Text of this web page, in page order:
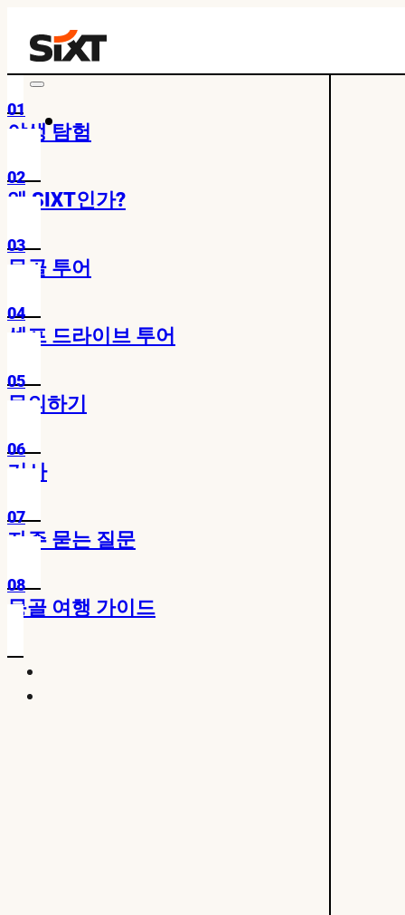
01
야생 탐험
02
왜 SIXT인가?
03
몽골 투어
04
셀프 드라이브 투어
05
문의하기
06
기사
07
자주 묻는 질문
08
몽골 여행 가이드